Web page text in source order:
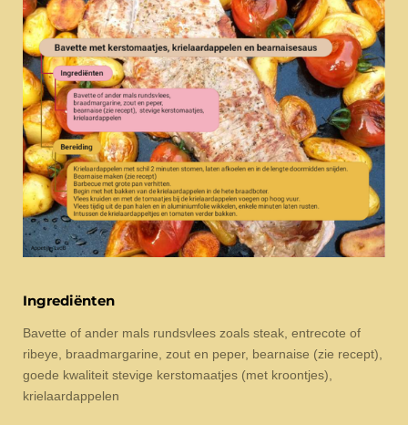
Ingrediënten
Bavette of ander mals rundsvlees zoals steak, entrecote of
ribeye, braadmargarine, zout en peper, bearnaise (zie recept),
goede kwaliteit stevige kerstomaatjes (met kroontjes),
krielaardappelen